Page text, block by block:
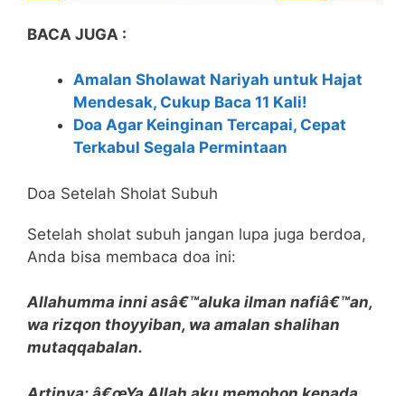
BACA JUGA :
Amalan Sholawat Nariyah untuk Hajat
Mendesak, Cukup Baca 11 Kali!
Doa Agar Keinginan Tercapai, Cepat
Terkabul Segala Permintaan
Doa Setelah Sholat Subuh
Setelah sholat subuh jangan lupa juga berdoa,
Anda bisa membaca doa ini:
Allahumma inni asâ€™aluka ilman nafiâ€™an,
wa rizqon thoyyiban, wa amalan shalihan
mutaqqabalan.